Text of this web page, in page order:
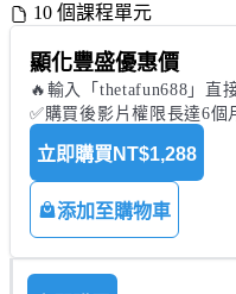
10 個課程單元
顯化豐盛優惠價
🔥輸入「thetafun688」直
✅購買後影片權限長達6個
立即購買 NT$1,288
添加至購物車